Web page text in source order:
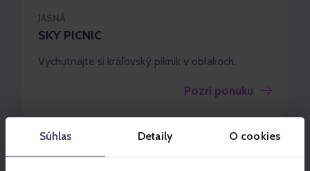
Súhlas Detaily O cookies
JASNÁ
SKY PICNIC
Vychutnajte si kráľovský piknik v oblakoch.
Pozri ponuku